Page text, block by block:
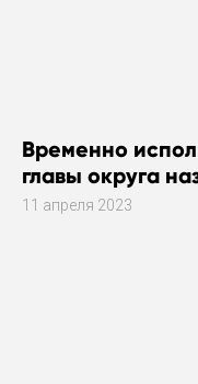
Временно
главы округа
11 апреля 2023